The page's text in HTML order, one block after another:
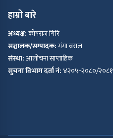
हाम्रो बारे
अध्यक्ष:कोषराज गिरि
सञ्चालक/सम्पादक:गंगा बराल
संस्था:आलोचना साप्ताहिक
सुचना विभाग दर्ता नं: ४२०५-२०८०/२०८१